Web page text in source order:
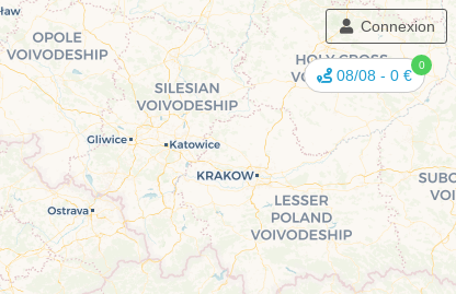
Connexion
08/08 - 0 €
0